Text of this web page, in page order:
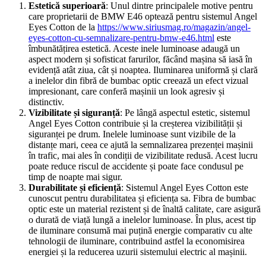
Estetică superioară: Unul dintre principalele motive pentru
care proprietarii de BMW E46 optează pentru sistemul Angel
Eyes Cotton de la https://www.siriusmag.ro/magazin/angel-
eyes-cotton-cu-semnalizare-pentru-bmw-e46.html este
îmbunătățirea estetică. Aceste inele luminoase adaugă un
aspect modern și sofisticat farurilor, făcând mașina să iasă în
evidență atât ziua, cât și noaptea. Iluminarea uniformă și clară
a inelelor din fibră de bumbac optic creează un efect vizual
impresionant, care conferă mașinii un look agresiv și
distinctiv.
Vizibilitate și siguranță: Pe lângă aspectul estetic, sistemul
Angel Eyes Cotton contribuie și la creșterea vizibilității și
siguranței pe drum. Inelele luminoase sunt vizibile de la
distanțe mari, ceea ce ajută la semnalizarea prezenței mașinii
în trafic, mai ales în condiții de vizibilitate redusă. Acest lucru
poate reduce riscul de accidente și poate face condusul pe
timp de noapte mai sigur.
Durabilitate și eficiență: Sistemul Angel Eyes Cotton este
cunoscut pentru durabilitatea și eficiența sa. Fibra de bumbac
optic este un material rezistent și de înaltă calitate, care asigură
o durată de viață lungă a inelelor luminoase. În plus, acest tip
de iluminare consumă mai puțină energie comparativ cu alte
tehnologii de iluminare, contribuind astfel la economisirea
energiei și la reducerea uzurii sistemului electric al mașinii.